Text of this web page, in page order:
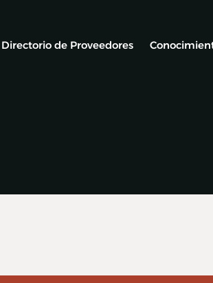
Seguridad Vial Ferroviaria
Directorio de Proveedores